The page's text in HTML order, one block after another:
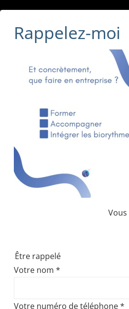
Rappelez-moi
Être rappelé
Votre nom *
Votre numéro de téléphone*